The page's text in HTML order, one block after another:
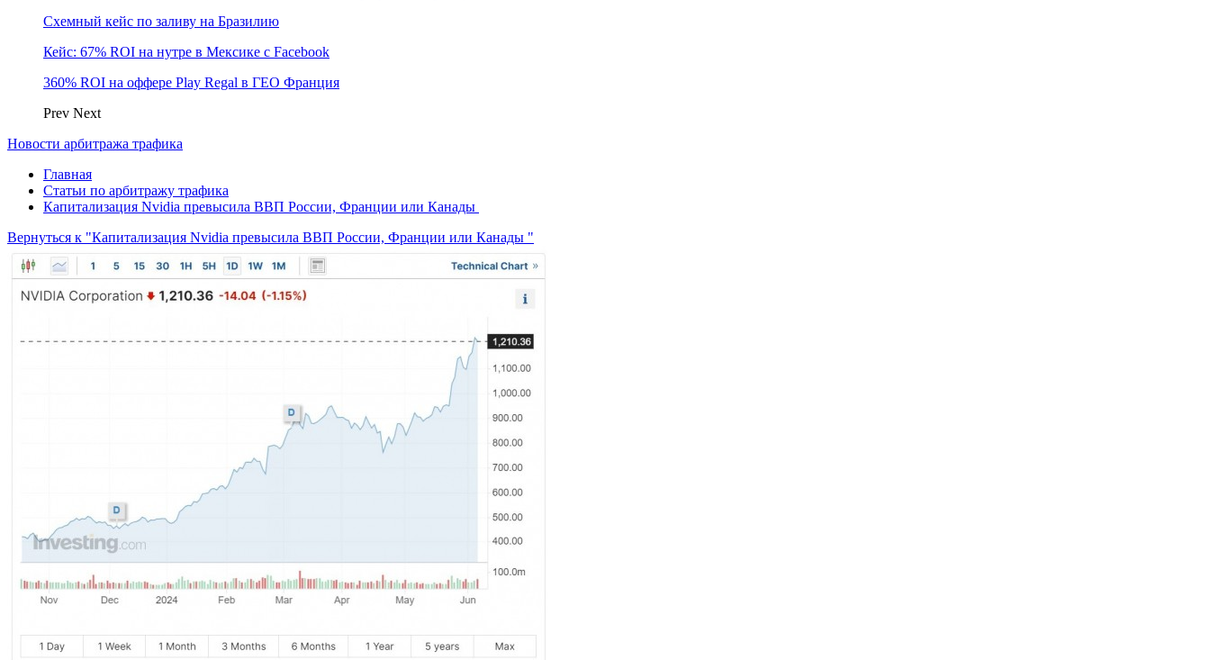
Схемный кейс по заливу на Бразилию
Кейс: 67% ROI на нутре в Мексике с Facebook
360% ROI на оффере Play Regal в ГЕО Франция
Prev Next
Новости арбитража трафика
Главная
Статьи по арбитражу трафика
Капитализация Nvidia превысила ВВП России, Франции или Канады
Вернуться к "Капитализация Nvidia превысила ВВП России, Франции или Канады "